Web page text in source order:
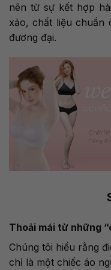
nên từ sự kết hợp
xảo, chất liệu chuẩn
đương đại.
Thoải mái từ những
Chúng tôi hiểu rằng
chỉ là một chiếc áo